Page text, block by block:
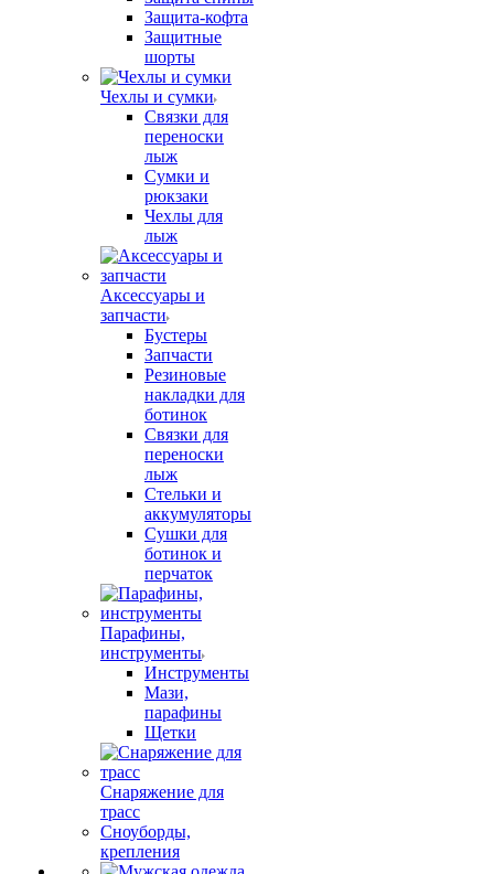
Защита-кофта
Защитные
шорты
Чехлы и сумки
Связки для
переноски
лыж
Сумки и
рюкзаки
Чехлы для
лыж
Аксессуары и
запчасти
Бустеры
Запчасти
Резиновые
накладки для
ботинок
Связки для
переноски
лыж
Стельки и
аккумуляторы
Сушки для
ботинок и
перчаток
Парафины,
инструменты
Инструменты
Мази,
парафины
Щетки
Снаряжение для
трасс
Сноуборды,
крепления